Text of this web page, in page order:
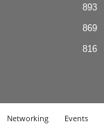
893
869
816
Networking Events